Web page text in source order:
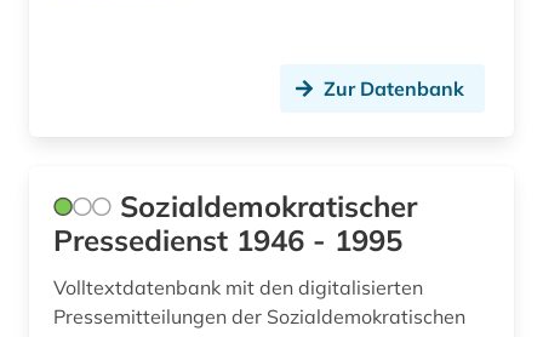
transformationsforschung (1)
transport (1)
ukraine (5)
Zur Datenbank
Sozialdemokratischer
Pressedienst 1946 - 1995
Volltextdatenbank mit den digitalisierten
Pressemitteilungen der Sozialdemokratischen